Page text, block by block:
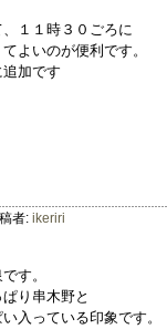
１１時３０ごろに
よいのが便利です。
加です
者: ikeriri
す。
り串木野と
入っている印象です。